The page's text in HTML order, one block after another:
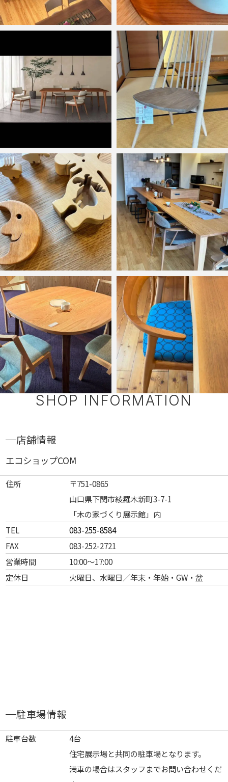
SHOP INFORMATION
店舗情報
エコショップCOM
住所
〒751-0865
山口県下関市綾羅木新町3-7-1
「木の家づくり展示館」内
TEL
083-255-8584
FAX
083-252-2721
営業時間
10:00～17:00
定休日
火曜日、水曜日／年末・年始・GW・盆
駐車場情報
駐車台数
4台
住宅展示場と共同の駐車場となります。
満車の場合はスタッフまでお問い合わせくだ